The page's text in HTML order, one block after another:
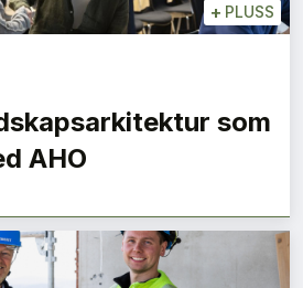
+ PLUSS
som
AHO